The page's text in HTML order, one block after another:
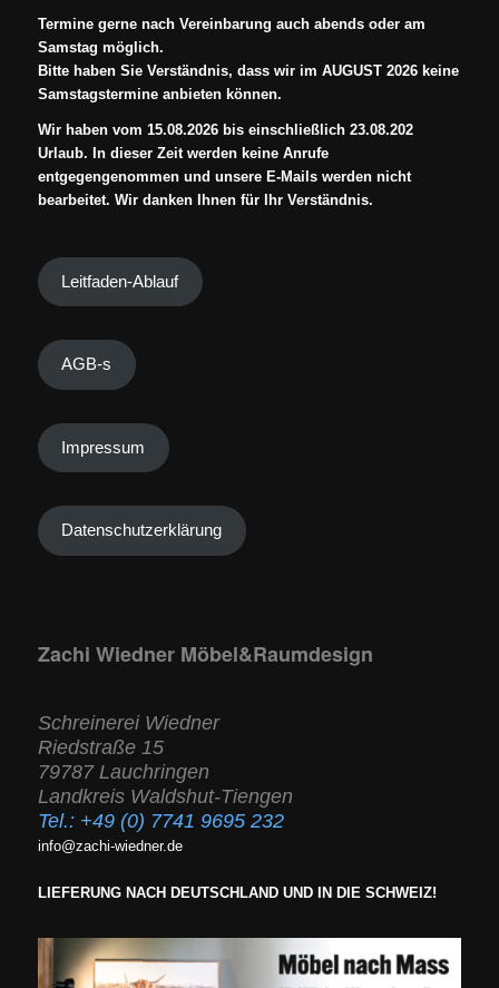
Termine gerne nach Vereinbarung auch abends oder am
Samstag möglich.
Bitte haben Sie Verständnis, dass wir im AUGUST 2026 keine
Samstagstermine anbieten können.
Wir haben vom 15.08.2026 bis einschließlich 23.08.202
Urlaub. In dieser Zeit werden keine Anrufe
entgegengenommen und unsere E-Mails werden nicht
bearbeitet. Wir danken Ihnen für Ihr Verständnis.
Leitfaden-Ablauf
AGB-s
Impressum
Datenschutzerklärung
Zachi Wiedner Möbel&Raumdesign
Schreinerei Wiedner
Riedstraße 15
79787 Lauchringen
Landkreis Waldshut-Tiengen
Tel.: +49 (0) 7741 9695 232
info@zachi-wiedner.de
LIEFERUNG NACH DEUTSCHLAND UND IN DIE SCHWEIZ!